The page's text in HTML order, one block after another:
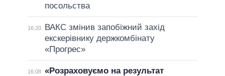
посольства
16:20
ВАКС змінив запобіжний захід
екскерівнику держкомбінату
«Прогрес»
16:08 «Розраховуємо на результат